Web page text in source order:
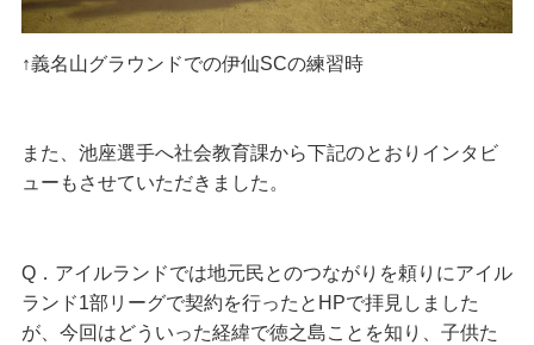
↑義名山グラウンドでの伊仙SCの練習時
また、池座選手へ社会教育課から下記のとおりインタビ
ューもさせていただきました。
Q．アイルランドでは地元民とのつながりを頼りにアイル
ランド1部リーグで契約を行ったとHPで拝見しました
が、今回はどういった経緯で徳之島ことを知り、子供た